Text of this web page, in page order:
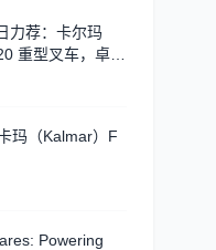
力荐：卡尔玛
重型叉车，卓越
玛（Kalmar）F
Powering